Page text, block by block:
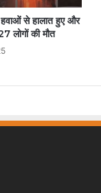
से हालात हुए और
लोगों की मौत